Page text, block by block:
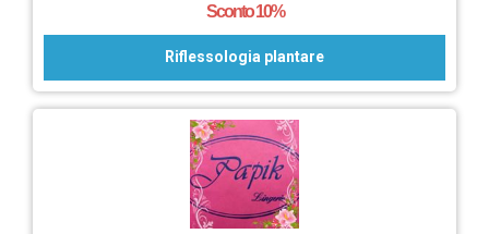
Sconto 10%
Riflessologia plantare